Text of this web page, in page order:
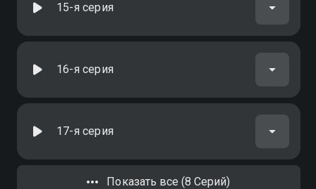
15-я серия
16-я серия
17-я серия
Показать все (8 Серий)